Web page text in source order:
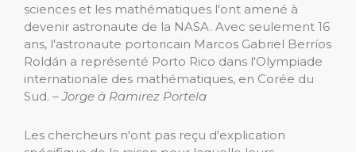
sciences et les mathématiques l'ont amené à
devenir astronaute de la NASA. Avec seulement 16
ans, l'astronaute portoricain Marcos Gabriel Berríos
Roldán a représenté Porto Rico dans l'Olympiade
internationale des mathématiques, en Corée du
Sud. – Jorge à Ramirez Portela
Les chercheurs n'ont pas reçu d'explication